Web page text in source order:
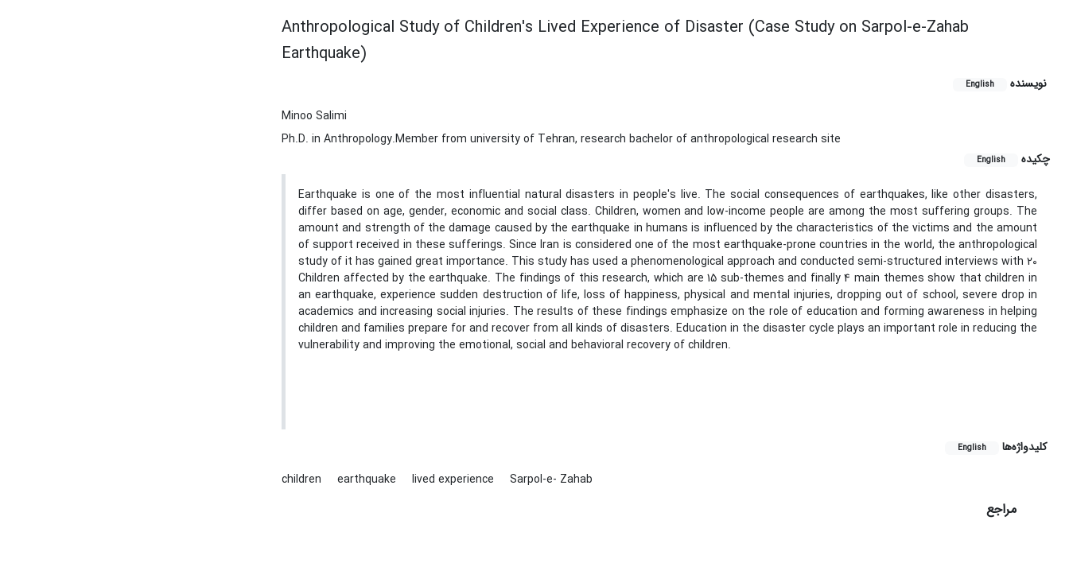
Anthropological Study of Children's Lived Experience of Disaster (Case Study on Sarpol-e-Zahab
Earthquake)
نویسنده English
Minoo Salimi
Ph.D. in Anthropology.Member from university of Tehran, research bachelor of anthropological research site
چکیده
English
Earthquake is one of the most influential natural disasters in people's live. The social consequences of earthquakes, like other disasters,
differ based on age, gender, economic and social class. Children, women and low-income people are among the most suffering groups. The
amount and strength of the damage caused by the earthquake in humans is influenced by the characteristics of the victims and the amount
of support received in these sufferings. Since Iran is considered one of the most earthquake-prone countries in the world, the anthropological
study of it has gained great importance. This study has used a phenomenological approach and conducted semi-structured interviews with 20
Children affected by the earthquake. The findings of this research, which are 15 sub-themes and finally 4 main themes show that children in
an earthquake, experience sudden destruction of life, loss of happiness, physical and mental injuries, dropping out of school, severe drop in
academics and increasing social injuries. The results of these findings emphasize on the role of education and forming awareness in helping
children and families prepare for and recover from all kinds of disasters. Education in the disaster cycle plays an important role in reducing the
vulnerability and improving the emotional, social and behavioral recovery of children.
کلیدواژه‌ها English
children earthquake lived experience Sarpol-e- Zahab
مراجع